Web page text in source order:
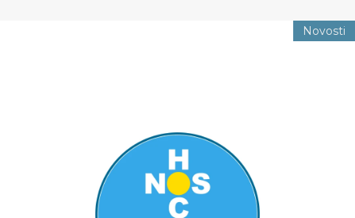
Novosti